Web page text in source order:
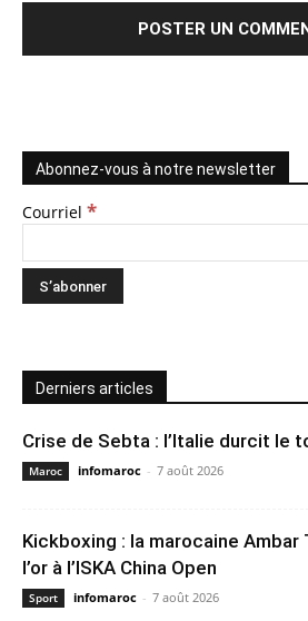
Abonnez-vous à notre newsletter
Courriel *
Derniers articles
Crise de Sebta : l’Italie durcit le
Maroc infomaroc - 7 août 2026
Kickboxing : la marocaine Ambar
l’or à l’ISKA China Open
Sport infomaroc - 7 août 2026